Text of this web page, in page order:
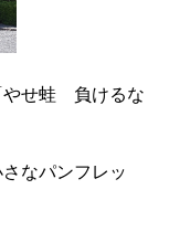
やせ蛙 負けるな
なパンフレッ